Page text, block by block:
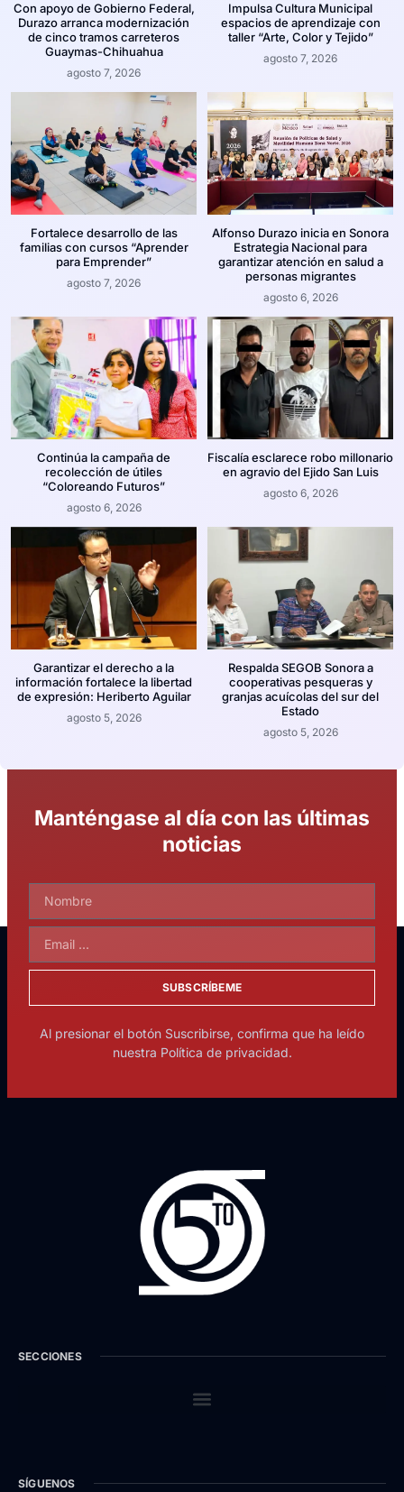
Con apoyo de Gobierno Federal,
Durazo arranca modernización
de cinco tramos carreteros
Guaymas-Chihuahua
agosto 7, 2026
Impulsa Cultura Municipal
espacios de aprendizaje con
taller “Arte, Color y Tejido”
agosto 7, 2026
Fortalece desarrollo de las
familias con cursos “Aprender
para Emprender”
agosto 7, 2026
Alfonso Durazo inicia en Sonora
Estrategia Nacional para
garantizar atención en salud a
personas migrantes
agosto 6, 2026
Continúa la campaña de
recolección de útiles
“Coloreando Futuros”
agosto 6, 2026
Fiscalía esclarece robo millonario
en agravio del Ejido San Luis
agosto 6, 2026
Garantizar el derecho a la
información fortalece la libertad
de expresión: Heriberto Aguilar
agosto 5, 2026
Respalda SEGOB Sonora a
cooperativas pesqueras y
granjas acuícolas del sur del
Estado
agosto 5, 2026
Manténgase al día con las últimas
noticias
SUBSCRÍBEME
Al presionar el botón Suscribirse, confirma que ha leído
nuestra Política de privacidad.
SECCIONES
SÍGUENOS